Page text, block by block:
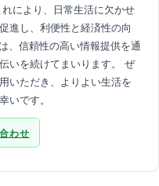
により、日常生活に欠かせ
進し、利便性と経済性の向
、信頼性の高い情報提供を通
いを続けてまいります。 ぜ
いただき、よりよい生活を
いです。
わせ